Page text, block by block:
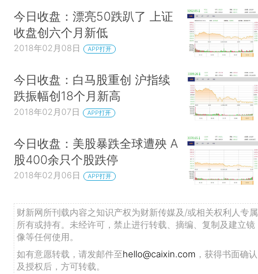
今日收盘：漂亮50跌趴了 上证
收盘创六个月新低
2018年02月08日 APP打开
今日收盘：白马股重创 沪指续
跌振幅创18个月新高
2018年02月07日 APP打开
今日收盘：美股暴跌全球遭殃 A
股400余只个股跌停
2018年02月06日 APP打开
财新网所刊载内容之知识产权为财新传媒及/或相关权利人专属
所有或持有。未经许可，禁止进行转载、摘编、复制及建立镜
像等任何使用。
如有意愿转载，请发邮件至hello@caixin.com ，获得书面确认
及授权后，方可转载。